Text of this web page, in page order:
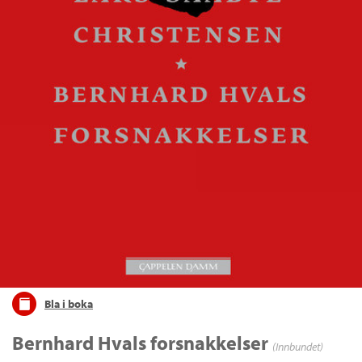
Bla i boka
Bernhard Hvals forsnakkelser (Innbundet)